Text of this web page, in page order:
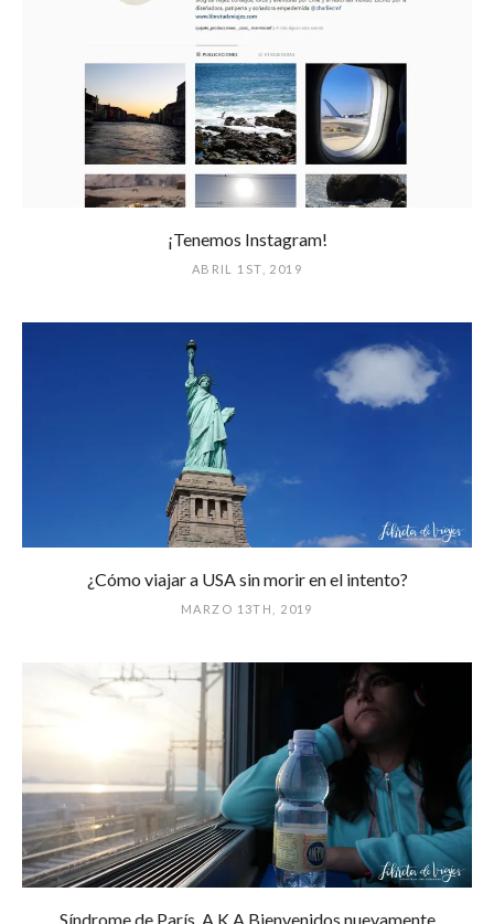
¡Tenemos Instagram!
ABRIL 1ST, 2019
¿Cómo viajar a USA sin morir en el intento?
MARZO 13TH, 2019
Síndrome de París. A.K.A Bienvenidos nuevamente